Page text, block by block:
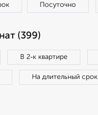
Посуточно
(399)
В 2‑к квартире
На длительный срок